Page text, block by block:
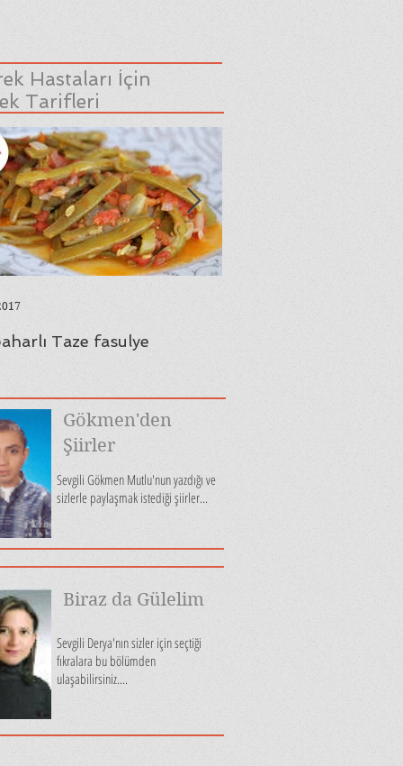
Hastaları İçin
Tarifleri
Taze fasulye
Gökmen'den
Şiirler
Sevgili Gökmen Mutlu'nun yazdığı ve
sizlerle paylaşmak istediği şiirler...
Biraz da Gülelim
Sevgili Derya'nın sizler için seçtiği
fıkralara bu bölümden
ulaşabilirsiniz....